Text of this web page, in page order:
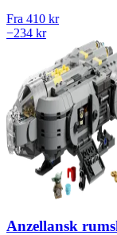
Fra 410 kr
−234 kr
Anzellansk